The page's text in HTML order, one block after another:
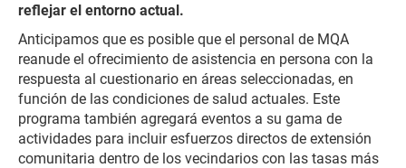
reflejar el entorno actual.
Anticipamos que es posible que el personal de MQA
reanude el ofrecimiento de asistencia en persona con la
respuesta al cuestionario en áreas seleccionadas, en
función de las condiciones de salud actuales. Este
programa también agregará eventos a su gama de
actividades para incluir esfuerzos directos de extensión
comunitaria dentro de los vecindarios con las tasas más